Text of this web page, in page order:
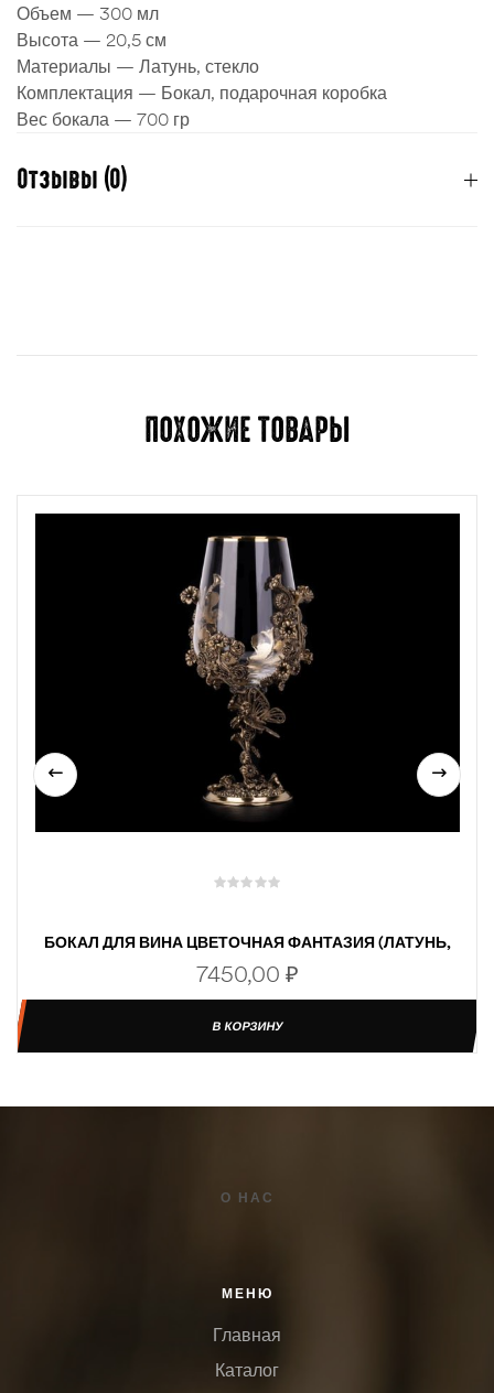
Объем — 300 мл
Высота — 20,5 см
Материалы — Латунь, стекло
Комплектация — Бокал, подарочная коробка
Вес бокала — 700 гр
Отзывы (0)
ПОХОЖИЕ ТОВАРЫ
БОКАЛ ДЛЯ ВИНА ЦВЕТОЧНАЯ ФАНТАЗИЯ (ЛАТУНЬ,
СТЕКЛО)
7450,00 ₽
В КОРЗИНУ
О НАС
МЕНЮ
Главная
Каталог